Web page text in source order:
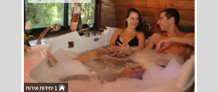
1 יחידות אירוח